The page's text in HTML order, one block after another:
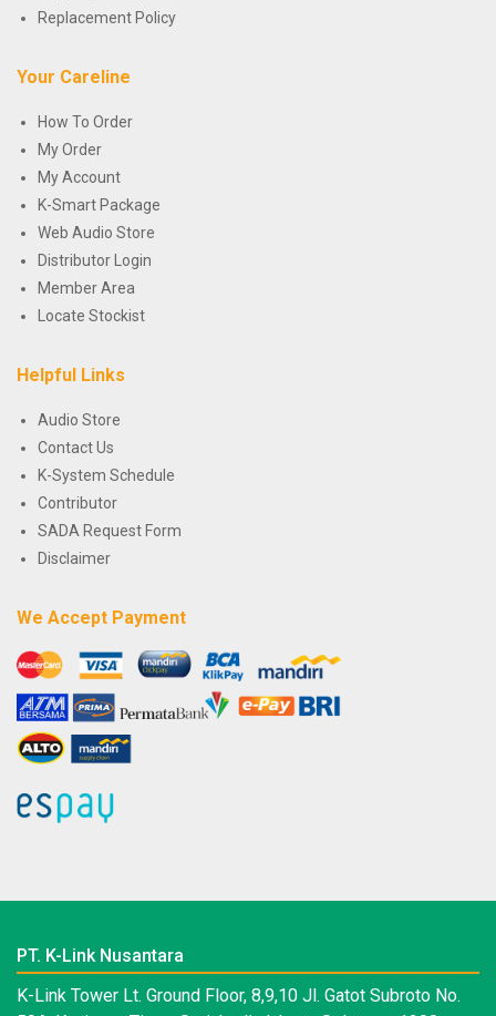
Replacement Policy
Your Careline
How To Order
My Order
My Account
K-Smart Package
Web Audio Store
Distributor Login
Member Area
Locate Stockist
Helpful Links
Audio Store
Contact Us
K-System Schedule
Contributor
SADA Request Form
Disclaimer
We Accept Payment
PT. K-Link Nusantara
K-Link Tower Lt. Ground Floor, 8,9,10 Jl. Gatot Subroto No.